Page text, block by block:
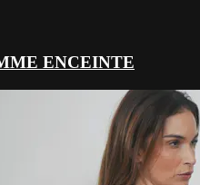
ENCEINTE